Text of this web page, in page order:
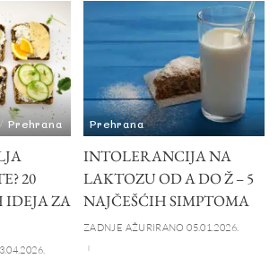
Prehrana
20
IDEJA ZA
Prehrana
INTOLERANCIJA NA
LAKTOZU OD A DO Ž – 5
NAJČEŠĆIH SIMPTOMA
ZADNJE AŽURIRANO 05.01.2026.